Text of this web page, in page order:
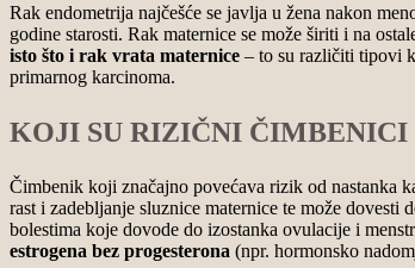
Rak endometrija najčešće se javlja u žena nakon
godine starosti. Rak maternice se može širiti i na
isto što i rak vrata maternice – to su različiti tipovi
primarnog karcinoma.
KOJI SU RIZIČNI
Čimbenik koji značajno povećava rizik od nastanka
rast i zadebljanje sluznice maternice te može
bolestima koje dovode do izostanka ovulacije i
estrogena bez progesterona (npr. hormonsko